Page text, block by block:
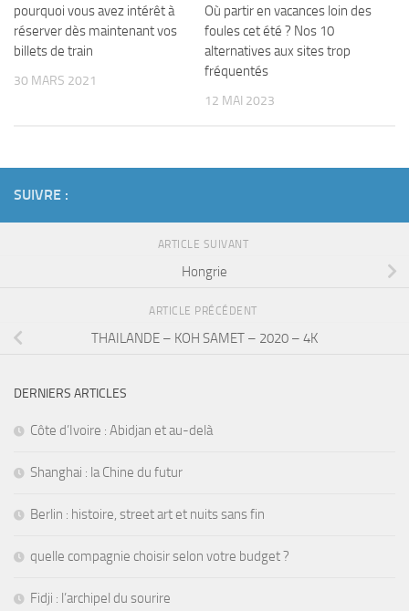
pourquoi vous avez intérêt à
réserver dès maintenant vos
billets de train
30 MARS 2021
Où partir en vacances loin des
foules cet été ? Nos 10
alternatives aux sites trop
fréquentés
12 MAI 2023
SUIVRE :
ARTICLE SUIVANT
Hongrie
ARTICLE PRÉCÉDENT
THAILANDE – KOH SAMET – 2020 – 4K
DERNIERS ARTICLES
Côte d’Ivoire : Abidjan et au-delà
Shanghai : la Chine du futur
Berlin : histoire, street art et nuits sans fin
quelle compagnie choisir selon votre budget ?
Fidji : l’archipel du sourire